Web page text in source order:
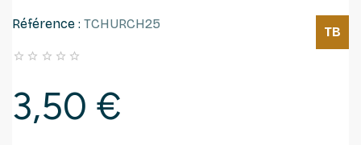
Référence : TCHURCH25
TB
    
3,50 €